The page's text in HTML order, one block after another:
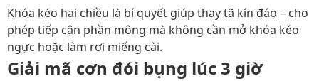
Khóa kéo hai chiều là bí quyết giúp thay tã kín đáo – cho
phép tiếp cận phần mông mà không cần mở khóa kéo
ngực hoặc làm rơi miếng cài.
Giải mã cơn đói bụng lúc 3 giờ